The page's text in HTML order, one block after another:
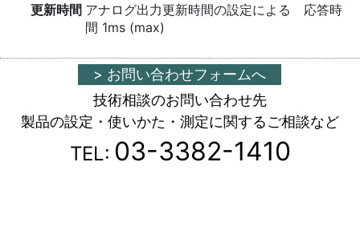
更新時間 アナログ出力更新時間の設定による 応答時
間 1ms (max)
> お問い合わせフォームへ
技術相談のお問い合わせ先
製品の設定・使いかた・測定に関するご相談など
TEL: 03-3382-1410